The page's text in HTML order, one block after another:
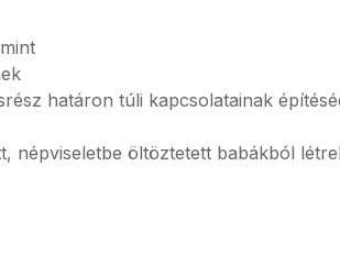
határon túli kapcsolatainak
népviseletbe öltöztetett babákból